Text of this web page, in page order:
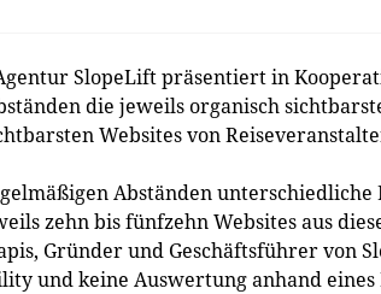
SlopeLift präsentiert in
die jeweils organisch
Websites von
Abständen
zehn bis fünfzehn Websites aus
Gründer und Geschäftsführer von
und keine Auswertung anhand eines